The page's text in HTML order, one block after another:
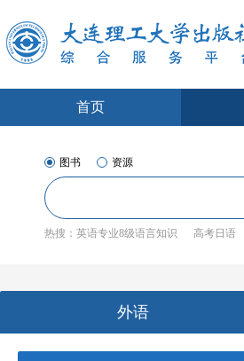
首页
图书 资源
热搜： 英语专业8级语言知识 高考日语
外语